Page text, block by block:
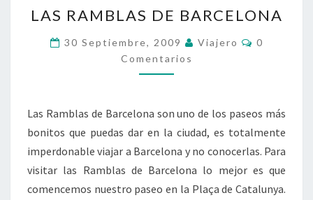
RAMBLAS
DE
BARCELONA
LAS RAMBLAS DE BARCELONA
30 Septiembre, 2009 Viajero
0
Comentarios
Las Ramblas de Barcelona son uno de los paseos más
bonitos que puedas dar en la ciudad, es totalmente
imperdonable viajar a Barcelona y no conocerlas. Para
visitar las Ramblas de Barcelona lo mejor es que
comencemos nuestro paseo en la Plaça de Catalunya.